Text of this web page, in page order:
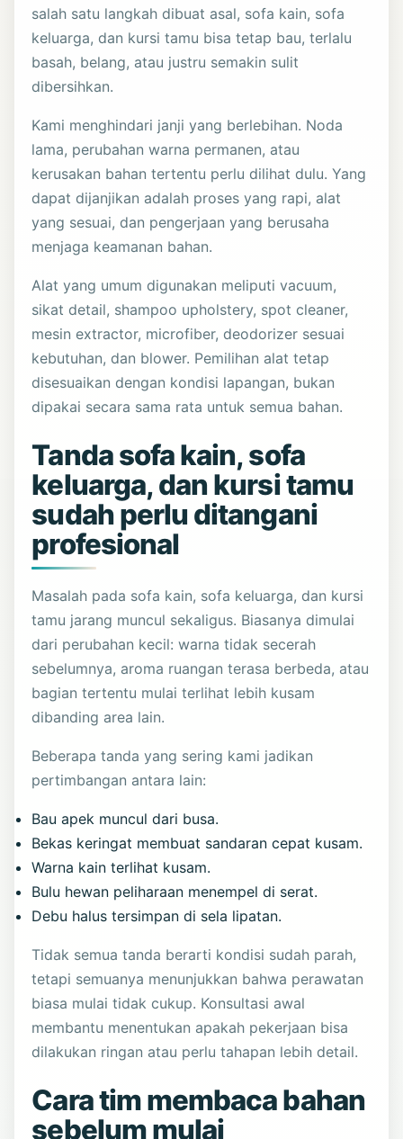
salah satu langkah dibuat asal, sofa kain, sofa
keluarga, dan kursi tamu bisa tetap bau, terlalu
basah, belang, atau justru semakin sulit
dibersihkan.
Kami menghindari janji yang berlebihan. Noda
lama, perubahan warna permanen, atau
kerusakan bahan tertentu perlu dilihat dulu. Yang
dapat dijanjikan adalah proses yang rapi, alat
yang sesuai, dan pengerjaan yang berusaha
menjaga keamanan bahan.
Alat yang umum digunakan meliputi vacuum,
sikat detail, shampoo upholstery, spot cleaner,
mesin extractor, microfiber, deodorizer sesuai
kebutuhan, dan blower. Pemilihan alat tetap
disesuaikan dengan kondisi lapangan, bukan
dipakai secara sama rata untuk semua bahan.
Tanda sofa kain, sofa
keluarga, dan kursi tamu
sudah perlu ditangani
profesional
Masalah pada sofa kain, sofa keluarga, dan kursi
tamu jarang muncul sekaligus. Biasanya dimulai
dari perubahan kecil: warna tidak secerah
sebelumnya, aroma ruangan terasa berbeda, atau
bagian tertentu mulai terlihat lebih kusam
dibanding area lain.
Beberapa tanda yang sering kami jadikan
pertimbangan antara lain:
Bau apek muncul dari busa.
Bekas keringat membuat sandaran cepat kusam.
Warna kain terlihat kusam.
Bulu hewan peliharaan menempel di serat.
Debu halus tersimpan di sela lipatan.
Tidak semua tanda berarti kondisi sudah parah,
tetapi semuanya menunjukkan bahwa perawatan
biasa mulai tidak cukup. Konsultasi awal
membantu menentukan apakah pekerjaan bisa
dilakukan ringan atau perlu tahapan lebih detail.
Cara tim membaca bahan
sebelum mulai